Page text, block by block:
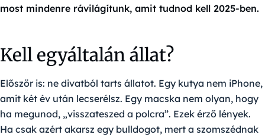
most mindenre rávilágítunk, amit tudnod kell 2025-ben.
Kell egyáltalán állat?
Először is: ne divatból tarts állatot. Egy kutya nem iPhone,
amit két év után lecserélsz. Egy macska nem olyan, hogy
ha megunod, „visszateszed a polcra”. Ezek érző lények.
Ha csak azért akarsz egy bulldogot, mert a szomszédnak